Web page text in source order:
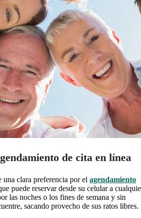
de cita en línea
una clara preferencia por el agendamiento
puede reservar desde su celular a
las noches o los fines de semana y sin
sacando provecho de sus ratos libres.